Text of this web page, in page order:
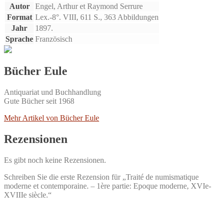
Autor
Engel, Arthur et Raymond Serrure
Format Lex.-8°. VIII, 611 S., 363 Abbildungen
Jahr
1897.
Sprache Französisch
Bücher Eule
Antiquariat und Buchhandlung
Gute Bücher seit 1968
Mehr Artikel von Bücher Eule
Rezensionen
Es gibt noch keine Rezensionen.
Schreiben Sie die erste Rezension für „Traité de numismatique
moderne et contemporaine. – 1ère partie: Epoque moderne, XVIe-
XVIIIe siècle.“